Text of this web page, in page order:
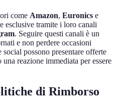
come Amazon, Euronics e
esclusive tramite i loro canali
. Seguire questi canali è un
e non perdere occasioni
possono presentare offerte
reazione immediata per essere
di Rimborso